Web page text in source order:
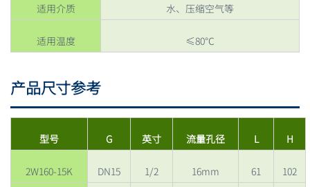
适用介质 水、压缩空气等
适用温度 ≤80℃
产品尺寸参考
型号 G 英寸 流量孔径 L H
2W160-15K DN15 1/2 16mm 61 102